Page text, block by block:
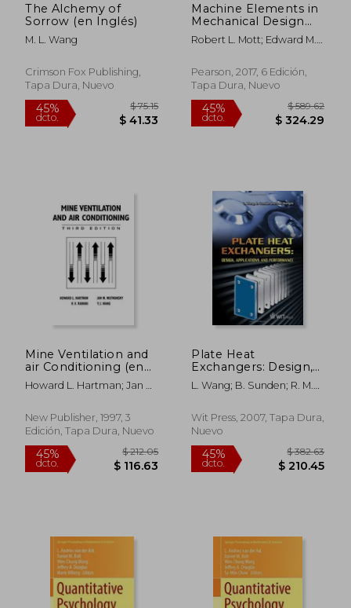
45%
dcto. $ 25.28
45%
dcto. $
The Alchemy of
Sorrow (en Inglés)
M. L. Wang
Crimson Fox Publishing,
Tapa Dura, Nuevo
Machine Elements in
Mechanical Design
(What's new in Trades
& Technology) (en
Robert L. Mott; Edward M.
Pearson, 2017, 6 Edición,
Tapa Dura, Nuevo
Mine Ventilation and
air Conditioning (en
Inglés)
Howard L. Hartman; Jan M.
Ramani; Y. J. Wang
New Publisher, 1997, 3
Edición, Tapa Dura, Nuevo
Plate Heat
Exchangers: Design,
Applications and
Performance
Heat Transfer) (en
Inglés)
L. Wang; B. Sunden; R. M.
Wit Press, 2007, Tapa Dura,
Nuevo